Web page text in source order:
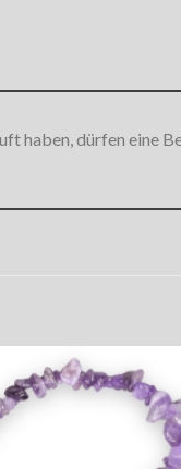
haben, dürfen eine